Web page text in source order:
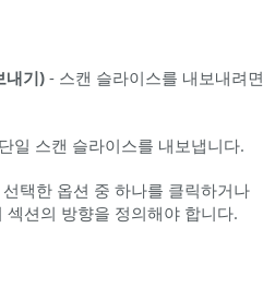
내기)- 스캔 슬라이스를 내보내려면
일 스캔 슬라이스를 내보냅니다.
택한 옵션 중 하나를 클릭하거나
션의 방향을 정의해야 합니다.